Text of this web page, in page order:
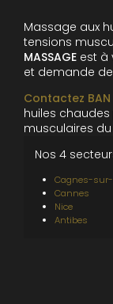
Massage aux
tensions
MASSAGE est à
et demande
Contactez BAN
huiles
musculaires
Nos 4
Cagnes-
Cannes
Nice
Antibes